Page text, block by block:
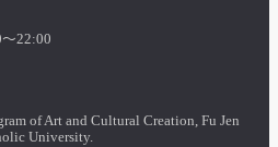
22:00
of Art and Cultural Creation, Fu Jen
University.